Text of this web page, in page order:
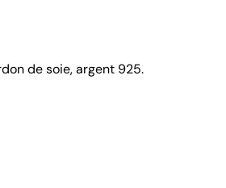
de soie, argent 925.